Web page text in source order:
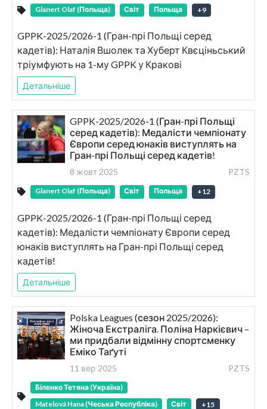
Glanert Olaf (Польща) Світ Польща +9
GPPK-2025/2026-1 (Гран-прі Польщі серед
кадетів): Наталія Вшолек та Хуберт Квєціньський
тріумфують на 1-му GPPK у Кракові
Детальніше
GPPK-2025/2026-1 (Гран-прі Польщі
серед кадетів): Медалісти чемпіонату
Європи серед юнаків виступлять на
Гран-прі Польщі серед кадетів!
8 жовт 2025 PZTS
Glanert Olaf (Польща) Світ Польща +12
GPPK-2025/2026-1 (Гран-прі Польщі серед
кадетів): Медалісти чемпіонату Європи серед
юнаків виступлять на Гран-прі Польщі серед
кадетів!
Детальніше
Polska Leagues (сезон 2025/2026):
Жіноча Екстраліга. Поліна Наркієвич –
ми придбали відмінну спортсменку
Еміко Таґуті
11 вер 2025 PZTS
Біленко Тетяна (Україна)
Matelová Hana (Чеська Республіка)
Світ +15